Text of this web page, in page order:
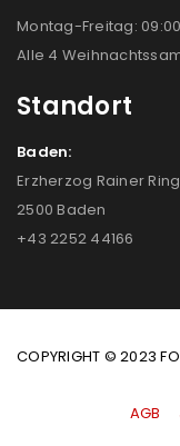
Montag-Freitag: 09:00
Alle 4
Standort
Baden:
Erzherzog Rainer Ring
2500 Baden
+43 2252 44166
COPYRIGHT © 2023
AGB